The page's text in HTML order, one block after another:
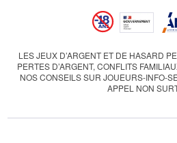
LES JEUX D’ARGENT ET DE HASARD
PERTES D’ARGENT, CONFLITS
NOS CONSEILS SUR JOUEURS-INFO-
APPEL NON